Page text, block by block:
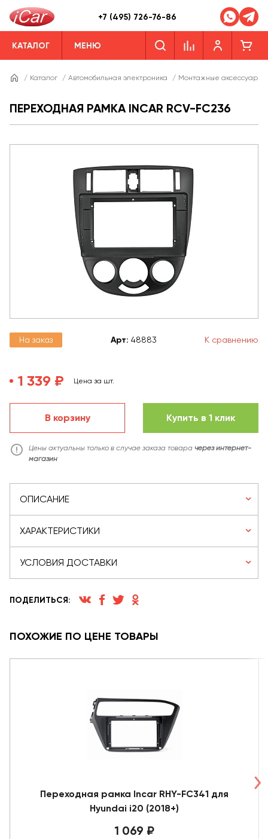
+7 (495) 726-76-86
КАТАЛОГ МЕНЮ
/ Каталог / Автомобильная электроника / Монтажные аксессуары
ПЕРЕХОДНАЯ РАМКА INCAR RCV-FC236
На заказ Арт: 48883 К сравнению
1 339 ₽ Цена за шт.
В корзину Купить в 1 клик
Цены актуальны только в случае заказа товара через интернет-
магазин
ОПИСАНИЕ
ХАРАКТЕРИСТИКИ
УСЛОВИЯ ДОСТАВКИ
ПОДЕЛИТЬСЯ:
ПОХОЖИЕ ПО ЦЕНЕ ТОВАРЫ
Переходная рамка Incar RHY-FC341 для
Hyundai i20 (2018+)
1 069 ₽